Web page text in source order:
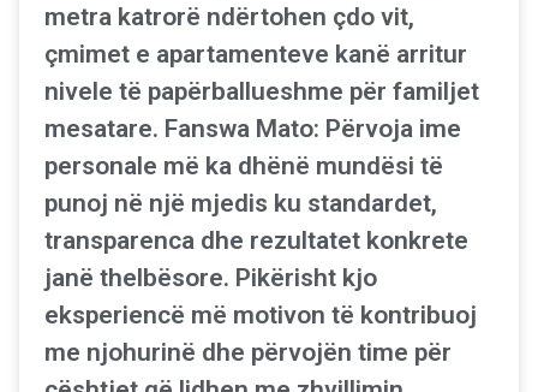
metra katrorë ndërtohen çdo vit,
çmimet e apartamenteve kanë arritur
nivele të papërballueshme për familjet
mesatare. Fanswa Mato: Përvoja ime
personale më ka dhënë mundësi të
punoj në një mjedis ku standardet,
transparenca dhe rezultatet konkrete
janë thelbësore. Pikërisht kjo
eksperiencë më motivon të kontribuoj
me njohurinë dhe përvojën time për